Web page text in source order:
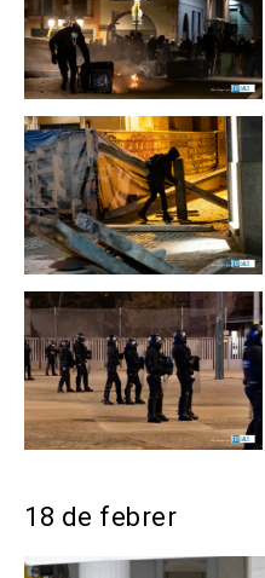
18 de febrer